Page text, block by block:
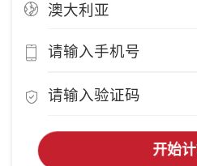
开始